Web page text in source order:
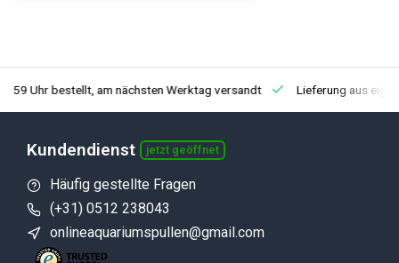
Uhr bestellt, am nächsten Werktag versandt Lieferung aus
Kundendienst jetzt geöffnet
Häufig gestellte Fragen
(+31) 0512 238043
onlineaquariumspullen@gmail.com